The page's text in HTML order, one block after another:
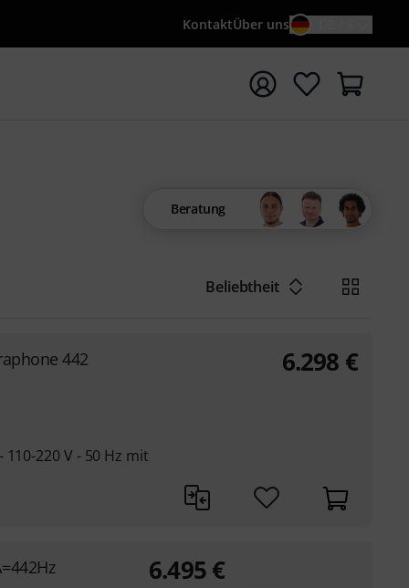
KontaktÜber uns
mit Suchwort {searchTerm} starten
Beratung
Beliebtheit
442
220 V - 50 Hz mit
6.298 €
6.495€